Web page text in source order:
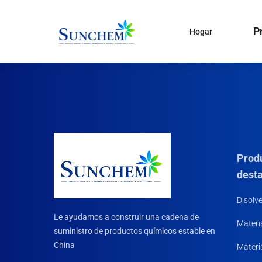
Hogar
Tratamiento de agua
Productos químicos
Le ayudamos a construir una cadena de
suministro de productos químicos estable en
China